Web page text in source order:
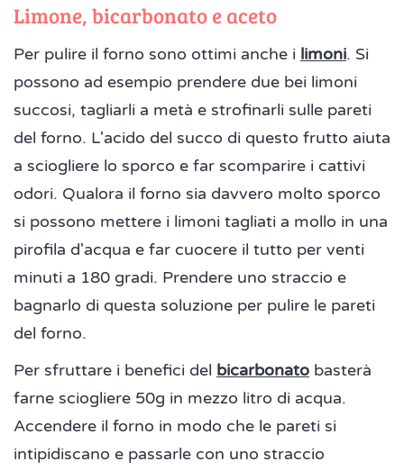
Limone, bicarbonato e aceto
Per pulire il forno sono ottimi anche i limoni. Si
possono ad esempio prendere due bei limoni
succosi, tagliarli a metà e strofinarli sulle pareti
del forno. L'acido del succo di questo frutto aiuta
a sciogliere lo sporco e far scomparire i cattivi
odori. Qualora il forno sia davvero molto sporco
si possono mettere i limoni tagliati a mollo in una
pirofila d'acqua e far cuocere il tutto per venti
minuti a 180 gradi. Prendere uno straccio e
bagnarlo di questa soluzione per pulire le pareti
del forno.
Per sfruttare i benefici del bicarbonato basterà
farne sciogliere 50g in mezzo litro di acqua.
Accendere il forno in modo che le pareti si
intipidiscano e passarle con uno straccio